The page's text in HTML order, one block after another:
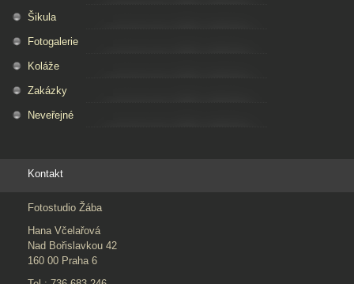
Šikula
Fotogalerie
Koláže
Zakázky
Neveřejné
Kontakt
Fotostudio Žába
Hana Včelařová
Nad Bořislavkou 42
160 00 Praha 6